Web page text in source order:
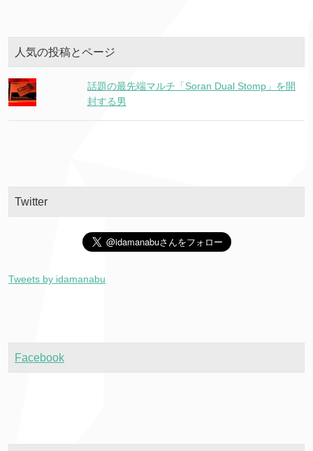
人気の投稿とページ
話題の最先端マルチ「Soran Dual Stomp」を開
封する男
Twitter
Tweets by idamanabu
Facebook